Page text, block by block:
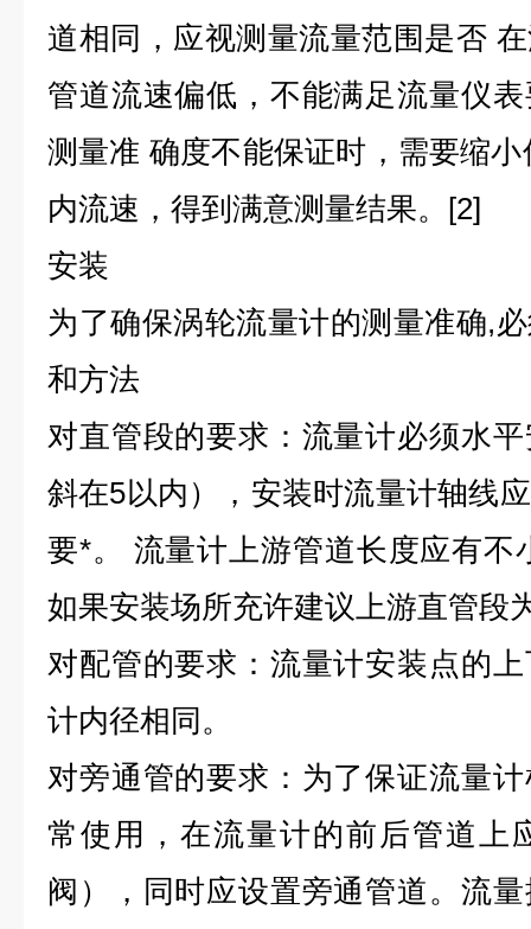
道相同，应视测量流量范围是否
管道流速偏低，不能满足流量仪
测量准 确度不能保证时，需要缩
内流速，得到满意测量结果。[2]
安装
为了确保涡轮流量计的测量准确,
和方法
对直管段的要求：流量计必须水
斜在5以内），安装时流量计轴线
要*。 流量计上游管道长度应有不
如果安装场所充许建议上游直管段
对配管的要求：流量计安装点的
计内径相同。
对旁通管的要求：为了保证流量
常使用，在流量计的前后管道上
阀），同时应设置旁通管道。流